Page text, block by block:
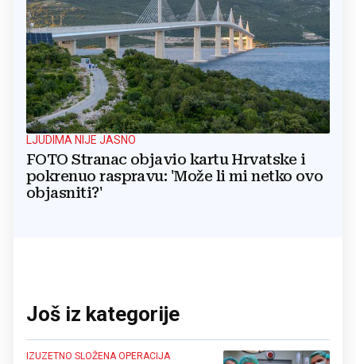
LJUDIMA NIJE JASNO
FOTO Stranac objavio kartu Hrvatske i
pokrenuo raspravu: 'Može li mi netko ovo
objasniti?'
Još iz kategorije
IZUZETNO SLOŽENA OPERACIJA